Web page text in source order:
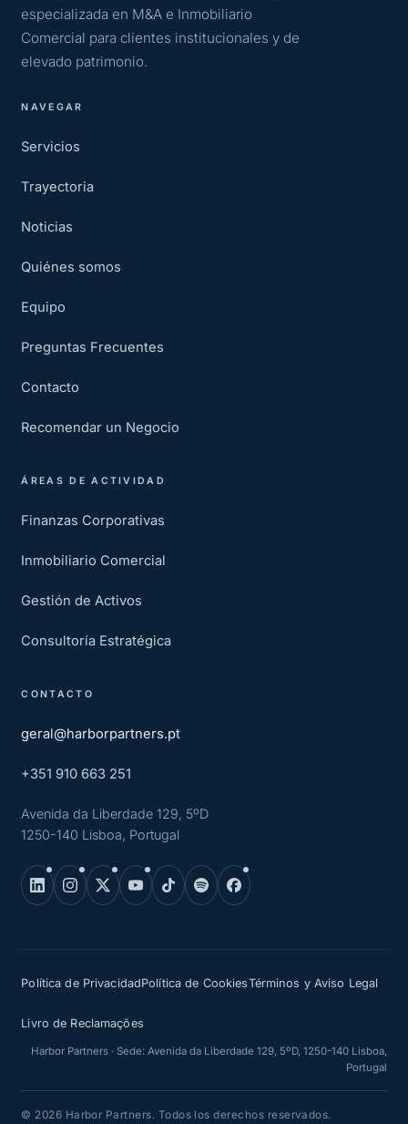
especializada en M&A e Inmobiliario
Comercial para clientes institucionales y de
elevado patrimonio.
NAVEGAR
Servicios
Trayectoria
Noticias
Quiénes somos
Equipo
Preguntas Frecuentes
Contacto
Recomendar un Negocio
ÁREAS DE ACTIVIDAD
Finanzas Corporativas
Inmobiliario Comercial
Gestión de Activos
Consultoría Estratégica
CONTACTO
geral@harborpartners.pt
+351 910 663 251
Avenida da Liberdade 129, 5ºD
1250-140 Lisboa, Portugal
Política de PrivacidadPolítica de CookiesTérminos y Aviso Legal
Livro de Reclamações
Harbor Partners · Sede: Avenida da Liberdade 129, 5ºD, 1250-140 Lisboa,
Portugal
© 2026 Harbor Partners. Todos los derechos reservados.